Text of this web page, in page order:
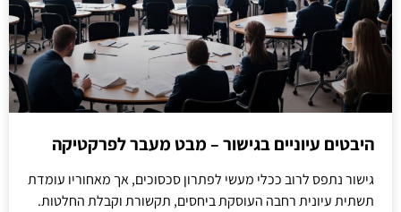
היבטים עיוניים בגישור – מבט מעבר לפרקטיקה
גישור נתפס לרוב ככלי מעשי לפתרון סכסוכים, אך מאחוריו עומדת
תשתית עיונית רחבה העוסקת ביחסים, תקשורת וקבלת החלטות.